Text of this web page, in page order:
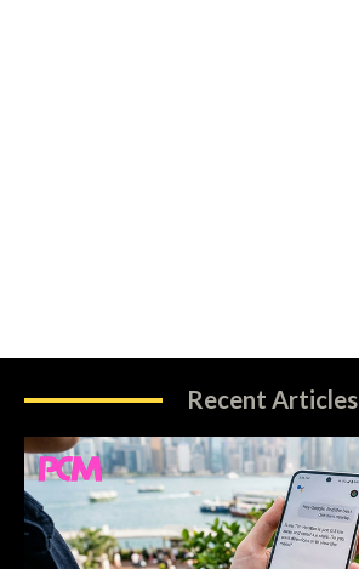
Recent Articles